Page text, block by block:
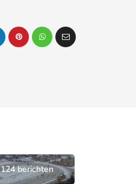
124 berichten